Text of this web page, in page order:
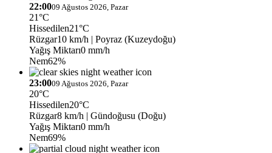
22:0009 Ağustos 2026, Pazar
21°C
Hissedilen21°C
Rüzgar10 km/h | Poyraz (Kuzeydoğu)
Yağış Miktarı0 mm/h
Nem62%
23:0009 Ağustos 2026, Pazar
20°C
Hissedilen20°C
Rüzgar8 km/h | Gündoğusu (Doğu)
Yağış Miktarı0 mm/h
Nem69%